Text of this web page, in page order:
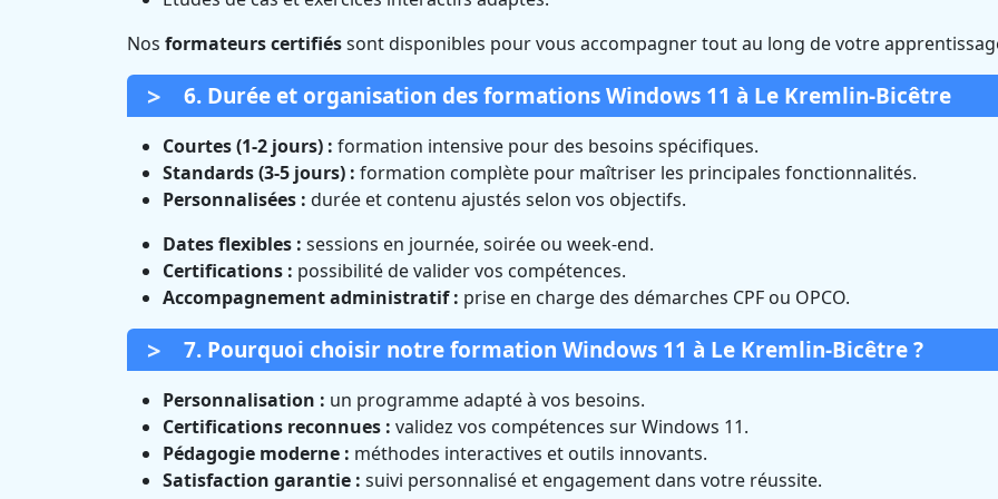
Nos formateurs certifiéssont disponibles pour vous accompagner tout au long de votre
6. Durée et organisation des formations Windows 11 à Le Kremlin-Bicêtre
Courtes (1-2 jours) : formation intensive pour des besoins spécifiques.
Standards (3-5 jours) : formation complète pour maîtriser les principales fonctionnalités.
Personnalisées : durée et contenu ajustés selon vos objectifs.
Dates flexibles : sessions en journée, soirée ou week-end.
Certifications : possibilité de valider vos compétences.
Accompagnement administratif : prise en charge des démarches CPF ou OPCO.
7. Pourquoi choisir notre formation Windows 11 à Le Kremlin-Bicêtre ?
Personnalisation : un programme adapté à vos besoins.
Certifications reconnues : validez vos compétences sur Windows 11.
Pédagogie moderne : méthodes interactives et outils innovants.
Satisfaction garantie : suivi personnalisé et engagement dans votre réussite.